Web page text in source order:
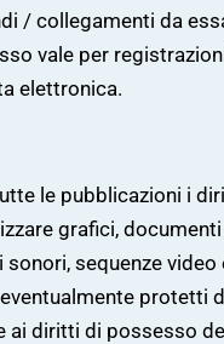
/ collegamenti da
vale per
elettronica.
le pubblicazioni i
grafici,
sequenze
protetti
ai diritti di possesso